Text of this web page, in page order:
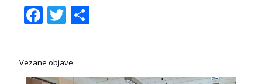
Facebook
Twitter
Share
Vezane objave